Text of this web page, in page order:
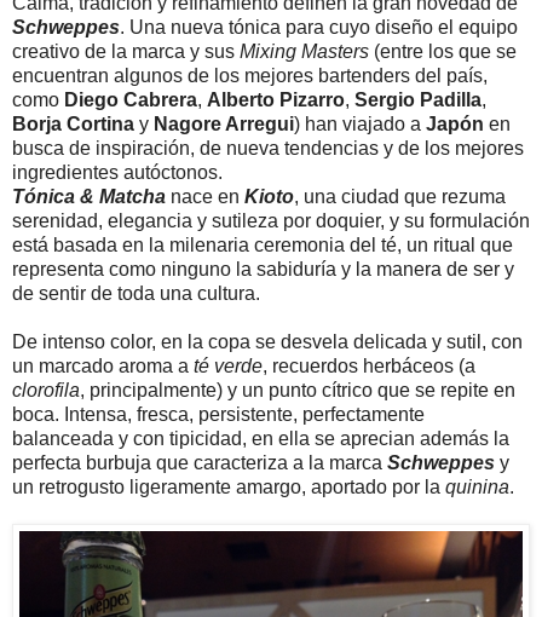
Schweppes. Una nueva tónica para cuyo diseño el equipo
creativo de la marca y sus Mixing Masters (entre los que se
encuentran algunos de los mejores bartenders del país,
como Diego Cabrera, Alberto Pizarro, Sergio Padilla,
Borja Cortina y Nagore Arregui) han viajado a Japón en
busca de inspiración, de nueva tendencias y de los mejores
ingredientes autóctonos.
Tónica & Matcha nace en Kioto, una ciudad que rezuma
serenidad, elegancia y sutileza por doquier, y su formulación
está basada en la milenaria ceremonia del té, un ritual que
representa como ninguno la sabiduría y la manera de ser y
de sentir de toda una cultura.
De intenso color, en la copa se desvela delicada y sutil, con
un marcado aroma a té verde, recuerdos herbáceos (a
clorofila, principalmente) y un punto cítrico que se repite en
boca. Intensa, fresca, persistente, perfectamente
balanceada y con tipicidad, en ella se aprecian además la
perfecta burbuja que caracteriza a la marca Schweppes y
un retrogusto ligeramente amargo, aportado por la quinina.